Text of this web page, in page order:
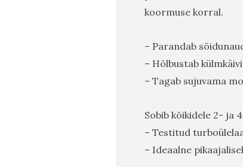
koormuse korral.
– Parandab
– Hõlbustab
– Tagab sujuvama
Sobib kõikidele 2-
– Testitud
– Ideaalne